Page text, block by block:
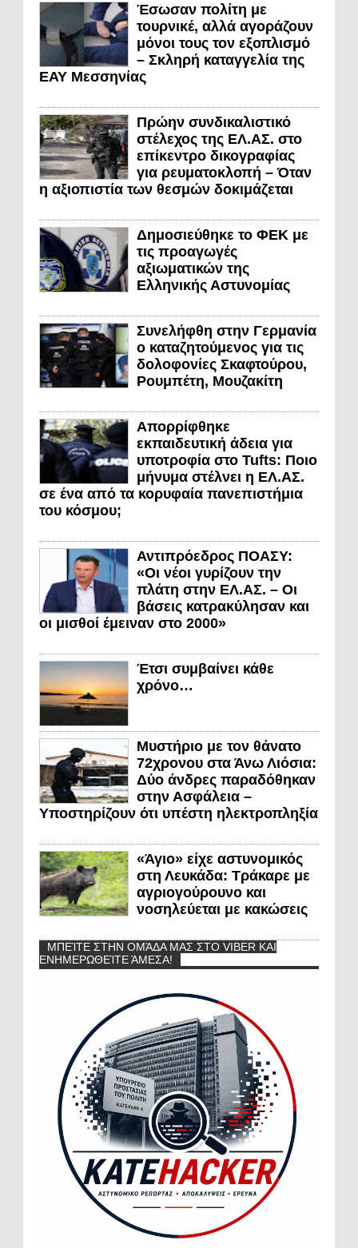
Έσωσαν πολίτη με
τουρνικέ, αλλά αγοράζουν
μόνοι τους τον εξοπλισμό
– Σκληρή καταγγελία της
ΕΑΥ Μεσσηνίας
Πρώην συνδικαλιστικό
στέλεχος της ΕΛ.ΑΣ. στο
επίκεντρο δικογραφίας
για ρευματοκλοπή – Όταν
η αξιοπιστία των θεσμών δοκιμάζεται
Δημοσιεύθηκε το ΦΕΚ με
τις προαγωγές
αξιωματικών της
Ελληνικής Αστυνομίας
Συνελήφθη στην Γερμανία
ο καταζητούμενος για τις
δολοφονίες Σκαφτούρου,
Ρουμπέτη, Μουζακίτη
Απορρίφθηκε
εκπαιδευτική άδεια για
υποτροφία στο Tufts: Ποιο
μήνυμα στέλνει η ΕΛ.ΑΣ.
σε ένα από τα κορυφαία πανεπιστήμια
του κόσμου;
Αντιπρόεδρος ΠΟΑΣΥ:
«Οι νέοι γυρίζουν την
πλάτη στην ΕΛ.ΑΣ. – Οι
βάσεις κατρακύλησαν και
οι μισθοί έμειναν στο 2000»
Έτσι συμβαίνει κάθε
χρόνο…
Μυστήριο με τον θάνατο
72χρονου στα Άνω Λιόσια:
Δύο άνδρες παραδόθηκαν
στην Ασφάλεια –
Υποστηρίζουν ότι υπέστη ηλεκτροπληξία
«Άγιο» είχε αστυνομικός
στη Λευκάδα: Τράκαρε με
αγριογούρουνο και
νοσηλεύεται με κακώσεις
ΜΠΕΊΤΕ ΣΤΗΝ ΟΜΆΔΑ ΜΑΣ ΣΤΟ VIBER ΚΑΙ
ΕΝΗΜΕΡΩΘΕΊΤΕ ΆΜΕΣΑ!